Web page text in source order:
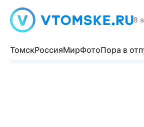
8
ТомскРоссияМирФотоПора в